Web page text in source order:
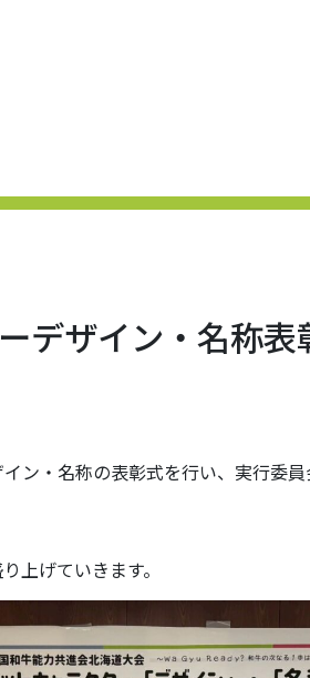
デザイン・名称表
ン・名称の表彰式を行い、実行委
上げていきます。